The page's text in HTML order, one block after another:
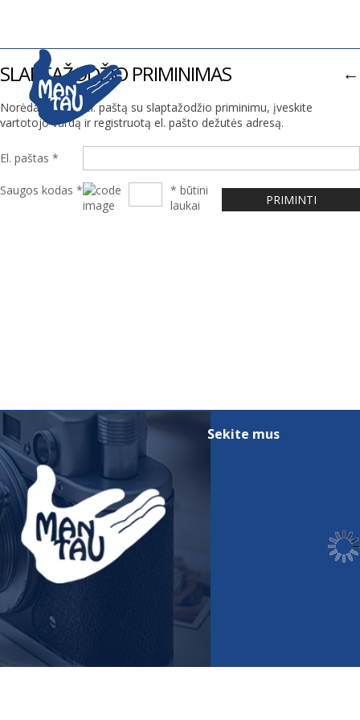
SLAPTAŽODŽIO PRIMINIMAS ←
Norėdami gauti el. paštą su slaptažodžio priminimu, įveskite
vartotojo vardą ir registruotą el. pašto dežutės adresą.
El. paštas *
Saugos kodas *
* būtini
laukai
smart
foreash
Sekite mus